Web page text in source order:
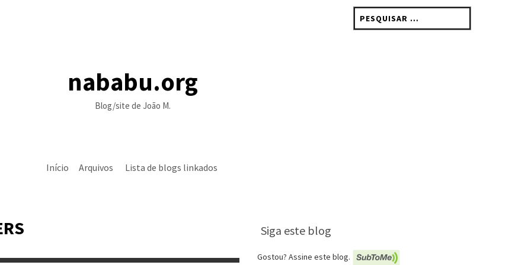
por:
nababu.org
Blog/site de João M.
Início Arquivos Lista de blogs linkados
Siga este blog
Gostou? Assine este blog.